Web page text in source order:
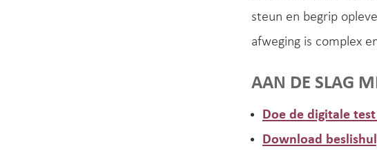
steun en begrip
afweging is complex
AAN DE SLAG
Doe de digitale test
Download